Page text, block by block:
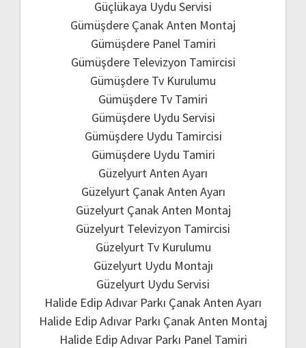
Güçlükaya Uydu Servisi
Gümüşdere Çanak Anten Montaj
Gümüşdere Panel Tamiri
Gümüşdere Televizyon Tamircisi
Gümüşdere Tv Kurulumu
Gümüşdere Tv Tamiri
Gümüşdere Uydu Servisi
Gümüşdere Uydu Tamircisi
Gümüşdere Uydu Tamiri
Güzelyurt Anten Ayarı
Güzelyurt Çanak Anten Ayarı
Güzelyurt Çanak Anten Montaj
Güzelyurt Televizyon Tamircisi
Güzelyurt Tv Kurulumu
Güzelyurt Uydu Montajı
Güzelyurt Uydu Servisi
Halide Edip Adıvar Parkı Çanak Anten Ayarı
Halide Edip Adıvar Parkı Çanak Anten Montaj
Halide Edip Adıvar Parkı Panel Tamiri